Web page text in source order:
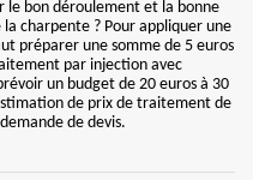
bon déroulement et la bonne
charpente ? Pour appliquer une
préparer une somme de 5 euros
par injection avec
un budget de 20 euros à 30
de prix de traitement de
de devis.